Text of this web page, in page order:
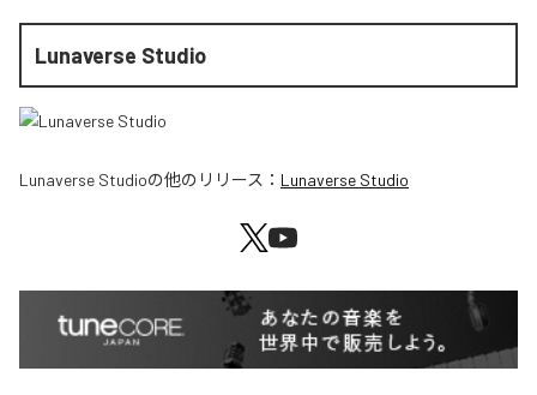
Lunaverse Studio
Lunaverse Studioの他のリリース： Lunaverse Studio